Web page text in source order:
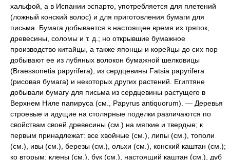
хальфой, а в Испании эспарто, употребляется для плетений
(ложный конский волос) и для приготовления бумаги для
письма. Бумага добывается в настоящее время из тряпок,
древесины, соломы и т. д.; но открывшие бумажное
производство китайцы, а также японцы и корейцы до сих пор
добывают ее из лубяных волокон бумажной шелковицы
(Braessonetia papyrifera), из сердцевины Fatsia papyrifera
(рисовая бумага) и некоторых других растений. Египтяне
добывали бумагу для письма из сердцевины растущего в
Верхнем Ниле папируса (см., Papyrus antiquorum). — Деревья
строевые и идущие на столярные поделки различаются по
свойствам своей древесины (см.) на мягкие и твердые; к
первым принадлежат: все хвойные (см.), липы (см.), тополи
(см.), ивы (см.), березы (см.), ольхи (см.), конский каштан (см.);
ко вторым: клены (см.), бук (см.), настоящий каштан (см.), дуб